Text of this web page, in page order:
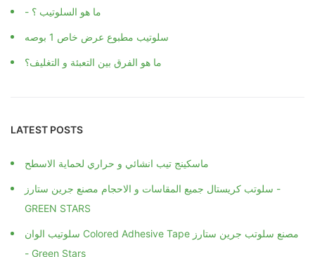
- ما هو السلوتيب ؟
سلوتيب مطبوع عرض خاص 1 بوصه
ما هو الفرق بين التعبئة و التغليف؟
LATEST POSTS
ماسكينج تيب انشائي و حراري لحماية الاسطح
سلوتب كريستال جميع المقاسات و الاحجام مصنع جرين ستارز -
GREEN STARS
سلوتيب الوان Colored Adhesive Tape مصنع سلوتب جرين ستارز
- Green Stars